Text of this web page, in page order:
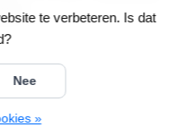
te verbeteren. Is dat
Nee
»